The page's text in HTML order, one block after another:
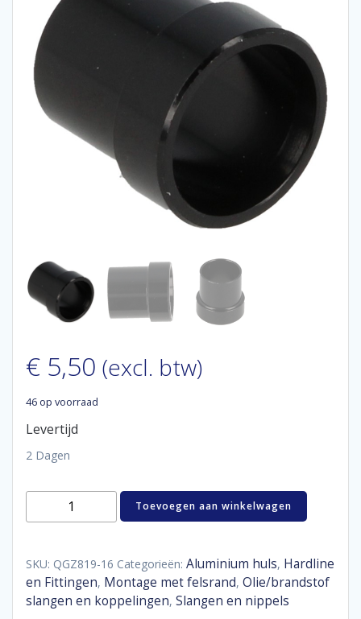
€ 5,50 (excl. btw)
46 op voorraad
Levertijd
2 Dagen
Aluminum
-
31,1
x
25,55
Toevoegen aan winkelwagen
SKU: QGZ819-16 Categorieën: Aluminium huls, Hardline
en Fittingen, Montage met felsrand, Olie/brandstof
slangen en koppelingen, Slangen en nippels